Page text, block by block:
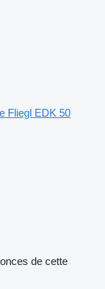
Fliegl EDK 50
de cette